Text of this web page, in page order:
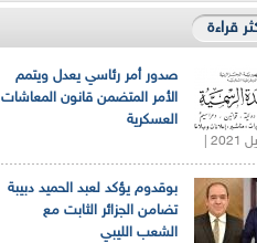
قراءة
صدور أمر رئاسي يعدل ويتمم
الأمر المتضمن قانون المعاشات
العسكرية
بوقدوم يؤكد لعبد الحميد دبيبة
تضامن الجزائر الثابت مع
الشعب الليبي